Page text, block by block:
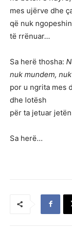
mes ujërve dhe
që nuk
të rrënuar…
Sa herë thosha:
nuk mundem,
por u ngrita mes
dhe lotësh
për ta jetuar
Sa herë…